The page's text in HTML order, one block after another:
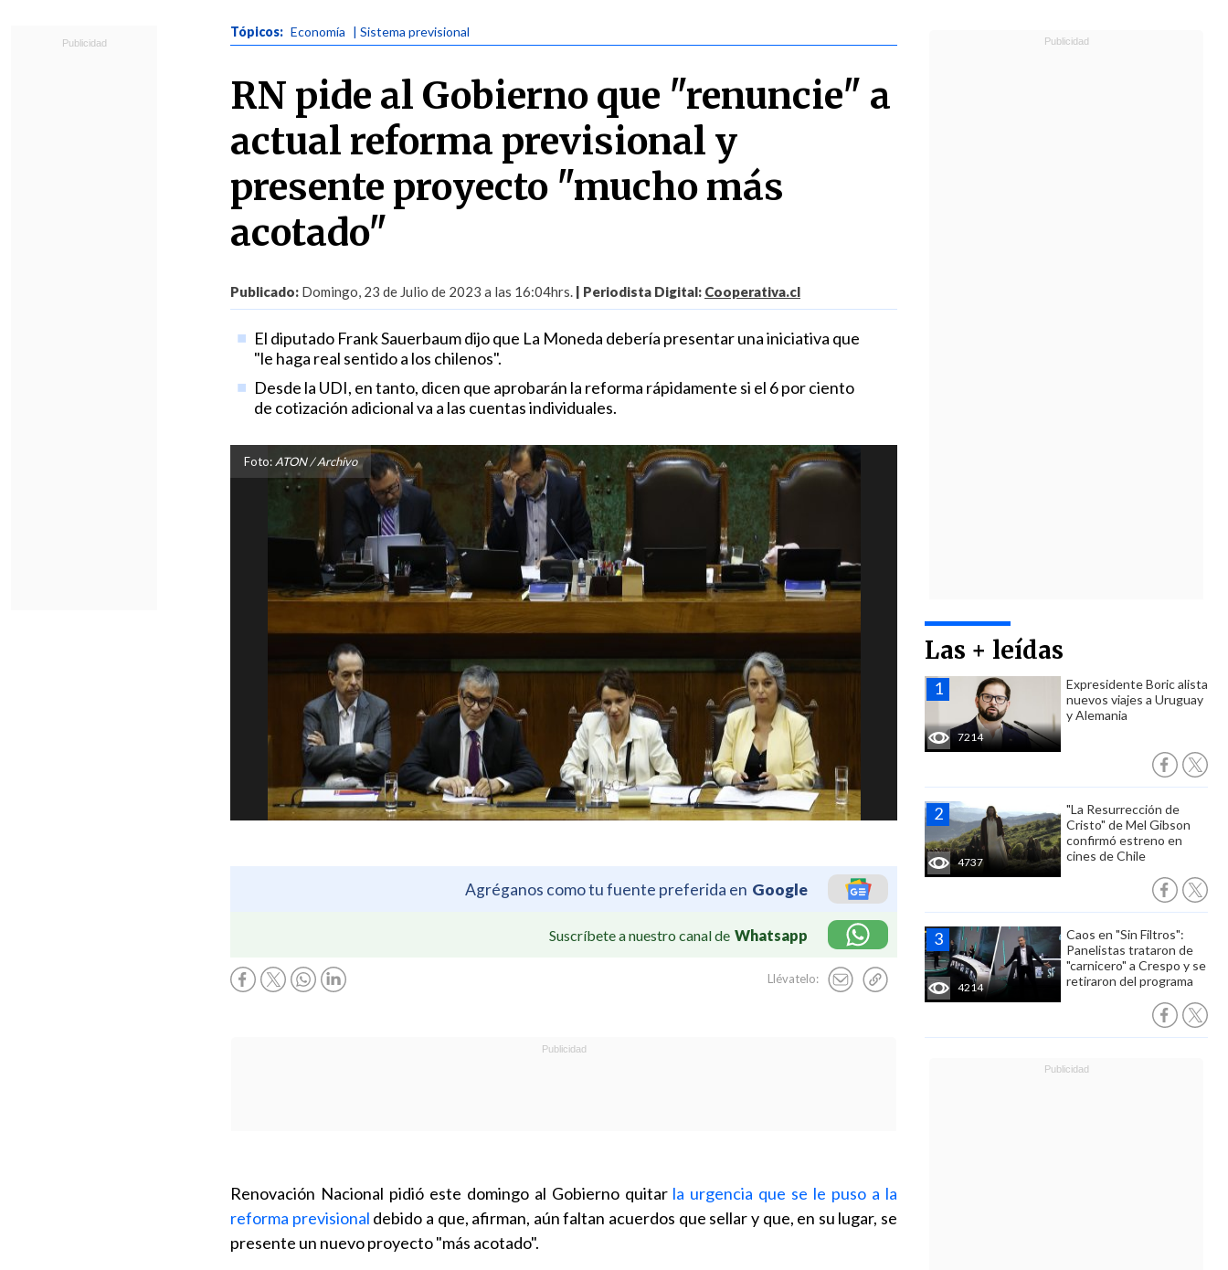
Tópicos: Economía | Sistema previsional
RN pide al Gobierno que "renuncie" a
actual reforma previsional y
presente proyecto "mucho más
acotado"
Publicado: Domingo, 23 de Julio de 2023 a las 16:04hrs. | Periodista Digital: Cooperativa.cl
El diputado Frank Sauerbaum dijo que La Moneda debería presentar una iniciativa que
"le haga real sentido a los chilenos".
Desde la UDI, en tanto, dicen que aprobarán la reforma rápidamente si el 6 por ciento
de cotización adicional va a las cuentas individuales.
Foto: ATON / Archivo
Agréganos como tu fuente preferida en Google
Suscríbete a nuestro canal de Whatsapp
Llévatelo:
Las + leídas
7214
Expresidente Boric alista
nuevos viajes a Uruguay
y Alemania
4737
"La Resurrección de
Cristo" de Mel Gibson
confirmó estreno en
cines de Chile
4214
Caos en "Sin Filtros":
Panelistas trataron de
"carnicero" a Crespo y se
retiraron del programa
Renovación Nacional pidió este domingo al Gobierno quitarla urgencia que se le puso a la
reforma previsional debido a que, afirman, aún faltan acuerdos que sellar y que, en su lugar, se
presente un nuevo proyecto "más acotado".